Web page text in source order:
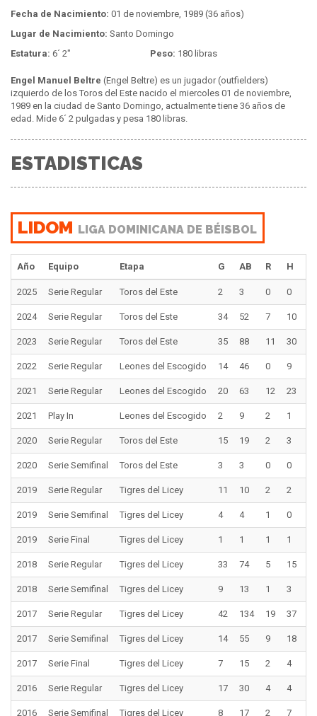
Fecha de Nacimiento: 01 de noviembre, 1989 (36 años)
Lugar de Nacimiento: Santo Domingo
Estatura: 6´ 2" Peso: 180 libras
Engel Manuel Beltre (Engel Beltre) es un jugador (outfielders)
izquierdo de los Toros del Este nacido el miercoles 01 de noviembre,
1989 en la ciudad de Santo Domingo, actualmente tiene 36 años de
edad. Mide 6´ 2 pulgadas y pesa 180 libras.
ESTADISTICAS
LIDOM LIGA DOMINICANA DE BÉISBOL
Año Equipo Etapa G AB R H
2025 Serie Regular Toros del Este 2 3 0 0
2024 Serie Regular Toros del Este 34 52 7 10
2023 Serie Regular Toros del Este 35 88 11 30
2022 Serie Regular Leones del Escogido 14 46 0 9
2021 Serie Regular Leones del Escogido 20 63 12 23
2021 Play In Leones del Escogido 2 9 2 1
2020 Serie Regular Toros del Este 15 19 2 3
2020 Serie Semifinal Toros del Este 3 3 0 0
2019 Serie Regular Tigres del Licey 11 10 2 2
2019 Serie Semifinal Tigres del Licey 4 4 1 0
2019 Serie Final Tigres del Licey 1 1 1 1
2018 Serie Regular Tigres del Licey 33 74 5 15
2018 Serie Semifinal Tigres del Licey 9 13 1 3
2017 Serie Regular Tigres del Licey 42 134 19 37
2017 Serie Semifinal Tigres del Licey 14 55 9 18
2017 Serie Final Tigres del Licey 7 15 2 4
2016 Serie Regular Tigres del Licey 17 30 4 4
2016 Serie Semifinal Tigres del Licey 8 17 2 7